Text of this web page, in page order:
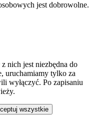
jest dobrowolne.
nich jest niezbędna do
uruchamiamy tylko za
wyłączyć. Po zapisaniu
wszystkie